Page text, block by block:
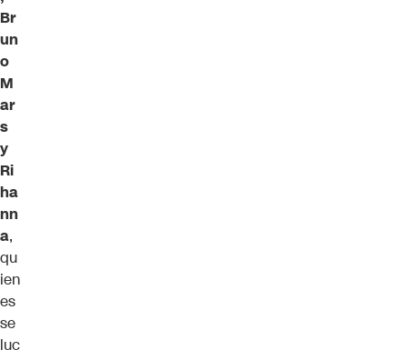
Br
un
o
M
ar
s
y
Ri
ha
nn
a,
qu
ien
es
se
luc